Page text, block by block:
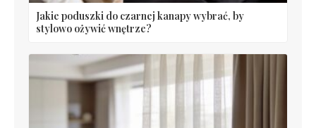
Jakie poduszki do czarnej kanapy wybrać, by
stylowo ożywić wnętrze?